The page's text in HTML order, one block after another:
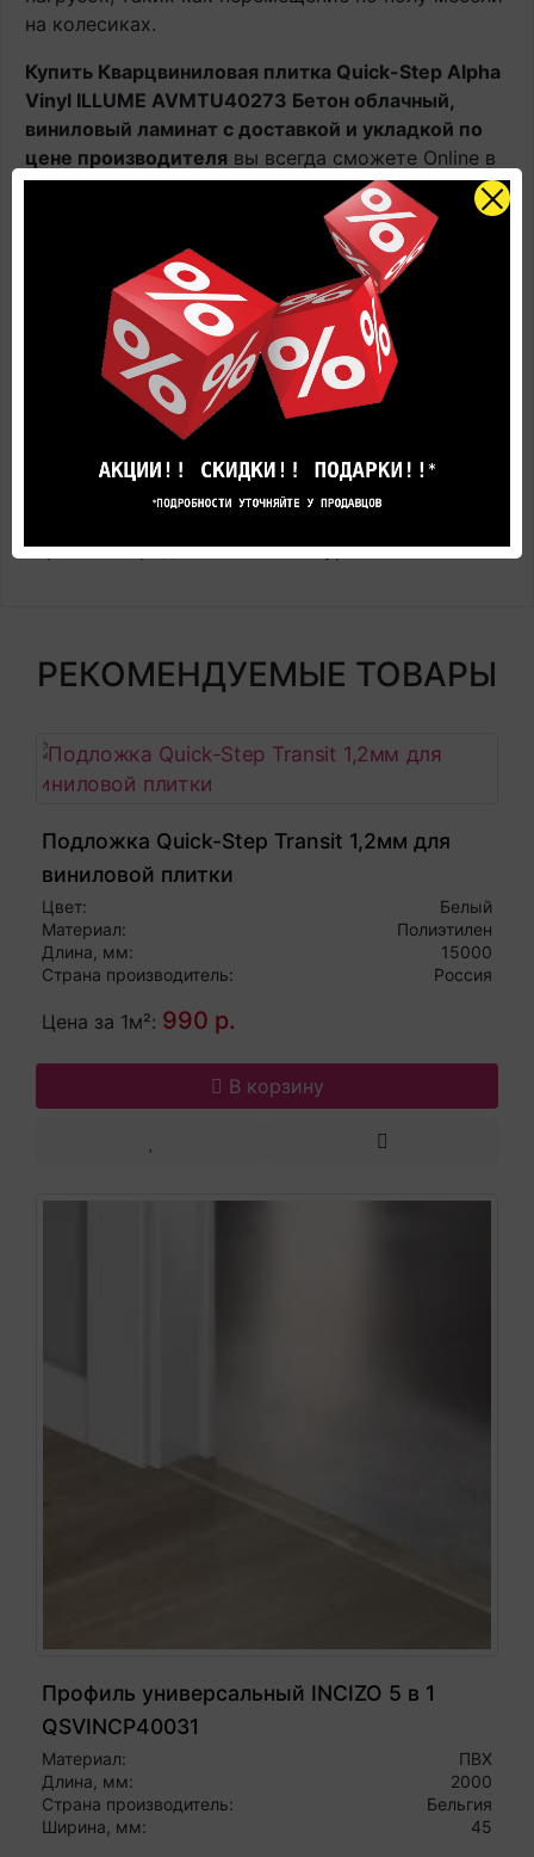
на колесиках.
Купить Кварцвиниловая плитка Quick-Step Alpha
Vinyl ILLUME AVMTU40273 Бетон облачный,
виниловый ламинат с доставкой и укладкой по
цене производителя вы всегда сможете Online в
этом каталоге или в нашем салоне официального
Наличие: В наличии на главном складе, срок
поставки 1-3 рабочих дня.
Оплачивайте товар онлайн. Так будет дешевле!
Цена в салоне может быть отличной от указанной
Представленные на фотографиях цвета товара
могут не совпадают с реальными, а лишь дают
вариантах предлагаемых текстур.
РЕКОМЕНДУЕМЫЕ ТОВАРЫ
Подложка Quick-Step Transit 1,2мм для
виниловой плитки
Цвет:
Белый
Материал:
Полиэтилен
Длина, мм:
15000
Страна производитель:
Россия
Цена за 1м²: 990 р.
В корзину
Профиль универсальный INCIZO 5 в 1
QSVINCP40031
Материал:
ПВХ
Длина, мм:
2000
Страна производитель:
Бельгия
Ширина, мм:
45